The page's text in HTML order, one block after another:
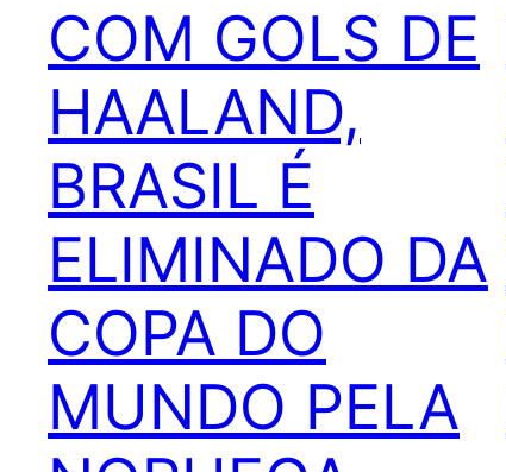
COM GOLS DE
HAALAND,
BRASIL É
ELIMINADO DA
COPA DO
MUNDO PELA